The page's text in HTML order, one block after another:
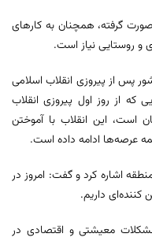
گرفته، همچنان به کارهای
و روستایی نیاز است.
پس از پیروزی انقلاب اسلامی
از روز اول پیروزی انقلاب
است، این انقلاب با آموختن
عرصه‌ها ادامه داده است.
اشاره کرد و گفت: امروز در
داریم.
مشکلات معیشتی و اقتصادی در